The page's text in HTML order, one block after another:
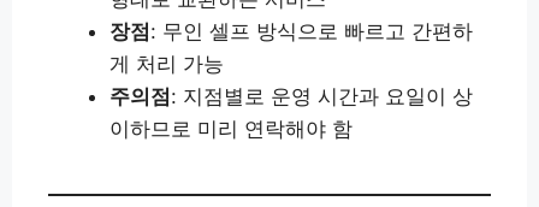
장점: 무인 셀프 방식으로 빠르고 간편하
게 처리 가능
주의점: 지점별로 운영 시간과 요일이 상
이하므로 미리 연락해야 함